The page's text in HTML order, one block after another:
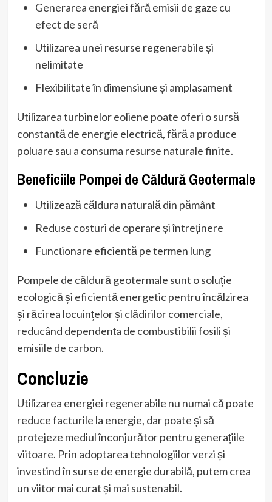
Generarea energiei fără emisii de gaze cu
efect de seră
Utilizarea unei resurse regenerabile și
nelimitate
Flexibilitate în dimensiune și amplasament
Utilizarea turbinelor eoliene poate oferi o sursă
constantă de energie electrică, fără a produce
poluare sau a consuma resurse naturale finite.
Beneficiile Pompei de Căldură Geotermale
Utilizează căldura naturală din pământ
Reduse costuri de operare și întreținere
Funcționare eficientă pe termen lung
Pompele de căldură geotermale sunt o soluție
ecologică și eficientă energetic pentru încălzirea
și răcirea locuințelor și clădirilor comerciale,
reducând dependența de combustibilii fosili și
emisiile de carbon.
Concluzie
Utilizarea energiei regenerabile nu numai că poate
reduce facturile la energie, dar poate și să
protejeze mediul înconjurător pentru generațiile
viitoare. Prin adoptarea tehnologiilor verzi și
investind în surse de energie durabilă, putem crea
un viitor mai curat și mai sustenabil.